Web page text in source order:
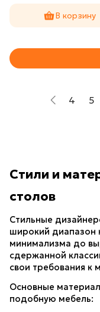
В корзину
4 5
Стили и
столов
Стильные
широкий диапазон
минимализма до
сдержанной
свои требования к
Основные
подобную мебель: